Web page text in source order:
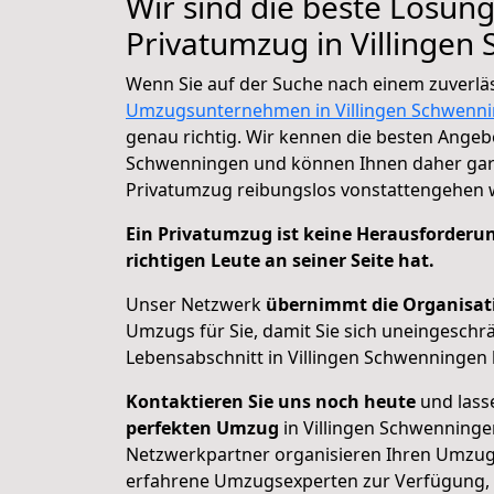
Privatumzug in Villingen
Wenn Sie auf der Suche nach einem
Umzugsunternehmen in Villingen
genau richtig. Wir kennen die besten
Schwenningen und können Ihnen daher
Privatumzug reibungslos vonstattengehen
Ein Privatumzug ist keine
richtigen Leute an seiner Seite hat.
Unser Netzwerk übernimmtdie
Umzugs für Sie, damit Sie sich
Lebensabschnitt in Villingen
Kontaktieren Sie uns noch heute und
perfekten Umzug in Villingen
Netzwerkpartner organisieren Ihren
erfahrene Umzugsexperten zur